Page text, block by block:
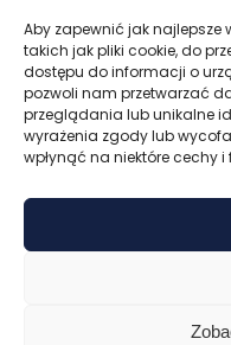
Aby zapewnić jak najlepsze
takich jak pliki cookie, do
dostępu do informacji o
pozwoli nam przetwarzać
przeglądania lub unikalne
wyrażenia zgody lub
wpłynąć na niektóre cechy i
OSTATNIE POSTY
RODOREGULAMIN
Certyfikat SSL